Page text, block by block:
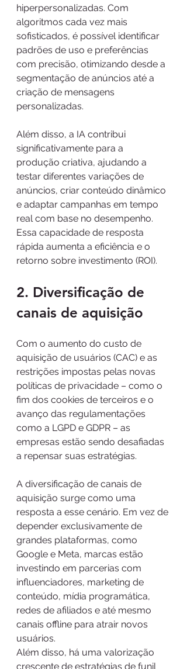
hiperpersonalizadas. Com
algoritmos cada vez mais
sofisticados, é possível identificar
padrões de uso e preferências
com precisão, otimizando desde a
segmentação de anúncios até a
criação de mensagens
personalizadas.
Além disso, a IA contribui
significativamente para a
produção criativa, ajudando a
testar diferentes variações de
anúncios, criar conteúdo dinâmico
e adaptar campanhas em tempo
real com base no desempenho.
Essa capacidade de resposta
rápida aumenta a eficiência e o
retorno sobre investimento (ROI).
2. Diversificação de
canais de aquisição
Com o aumento do custo de
aquisição de usuários (CAC) e as
restrições impostas pelas novas
políticas de privacidade – como o
fim dos cookies de terceiros e o
avanço das regulamentações
como a LGPD e GDPR – as
empresas estão sendo desafiadas
a repensar suas estratégias.
A diversificação de canais de
aquisição surge como uma
resposta a esse cenário. Em vez de
depender exclusivamente de
grandes plataformas, como
Google e Meta, marcas estão
investindo em parcerias com
influenciadores, marketing de
conteúdo, mídia programática,
redes de afiliados e até mesmo
canais offline para atrair novos
usuários.
Além disso, há uma valorização
crescente de estratégias de funil